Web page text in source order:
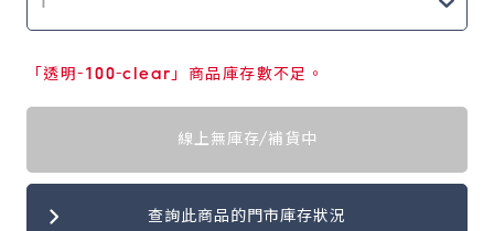
「透明-100-clear」商品庫存數不足。
線上無庫存/補貨中
查詢此商品的門市庫存狀況